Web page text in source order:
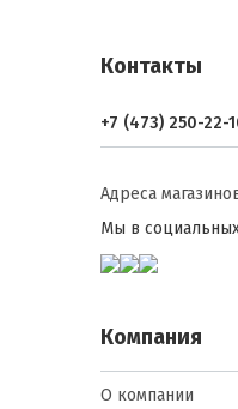
Контакты
+7 (473) 250-22-
Адреса
Мы в
Компания
О компании